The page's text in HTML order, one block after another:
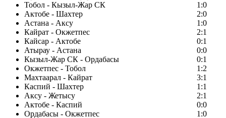
Тобол - Кызыл-Жар СК
1:0
Актобе - Шахтер
2:0
Астана - Аксу
1:0
Кайрат - Окжетпес
2:1
Кайсар - Актобе
0:1
Атырау - Астана
0:0
Кызыл-Жар СК - Ордабасы
0:1
Окжетпес - Тобол
1:2
Махтаарал - Кайрат
3:1
Каспий - Шахтер
1:1
Аксу - Жетысу
2:1
Актобе - Каспий
0:0
Ордабасы - Окжетпес
1:0